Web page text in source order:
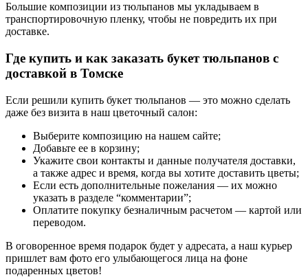
Большие композиции из тюльпанов мы укладываем в
транспортировочную пленку, чтобы не повредить их при
доставке.
Где купить и как заказать букет тюльпанов с
доставкой в Томске
Если решили купить букет тюльпанов — это можно сделать
даже без визита в наш цветочный салон:
Выберите композицию на нашем сайте;
Добавьте ее в корзину;
Укажите свои контакты и данные получателя доставки,
а также адрес и время, когда вы хотите доставить цветы;
Если есть дополнительные пожелания — их можно
указать в разделе “комментарии”;
Оплатите покупку безналичным расчетом — картой или
переводом.
В оговоренное время подарок будет у адресата, а наш курьер
пришлет вам фото его улыбающегося лица на фоне
подаренных цветов!